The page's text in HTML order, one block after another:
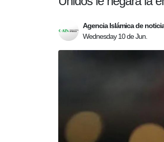
Agencia Islámica de
Wednesday 10 de Jun.